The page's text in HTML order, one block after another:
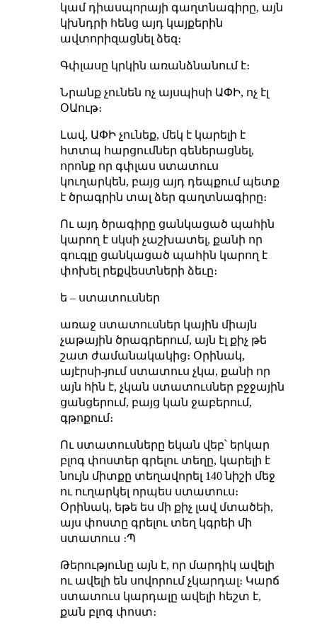
կամ դիասպորայի գաղտնագիրը, այն
կխնդրի հենց այդ կայքերին
ավտորիզացնել ձեզ։
Գփլասը կրկին առանձնանում է։
Նրանք չունեն ոչ այսպիսի ԱՓԻ, ոչ էլ
ՕԱութ։
Լավ, ԱՓԻ չունեք, մեկ է կարելի է
հտտպ հարցումներ գեներացնել,
որոնք որ գփլաս ստատուս
կուղարկեն, բայց այդ դեպքում պետք
է ծրագրին տալ ձեր գաղտնագիրը։
Ու այդ ծրագիրը ցանկացած պահին
կարող է սկսի չաշխատել, քանի որ
գուգլը ցանկացած պահին կարող է
փոխել րեքվեստների ձեւը։
ե – ստատուսներ
առաջ ստատուսներ կային միայն
չաթային ծրագրերում, այն էլ քիչ թե
շատ ժամանակակից։ Օրինակ,
այէրսի-յում ստատուս չկա, քանի որ
այն հին է, չկան ստատուսներ բջջային
ցանցերում, բայց կան ջաբերում,
գթոքում։
Ու ստատուսները եկան վեբ՝ երկար
բլոգ փոստեր գրելու տեղը, կարելի է
նույն միտքը տեղավորել 140 նիշի մեջ
ու ուղարկել որպես ստատուս։
Օրինակ, եթե ես մի քիչ լավ մտածեի,
այս փոստը գրելու տեղ կգրեի մի
ստատուս ։Պ
Թերությունը այն է, որ մարդիկ ավելի
ու ավելի են սովորում չկարդալ։ Կարճ
ստատուս կարդալը ավելի հեշտ է,
քան բլոգ փոստ։